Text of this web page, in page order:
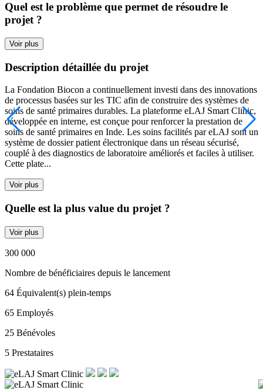
Quel est le problème que permet de résoudre le
projet ?
Voir plus
Description détaillée du projet
La Fondation Biocon a continuellement investi dans des innovations
de processus basées sur les TIC afin de construire des systèmes de
soins de santé primaires durables. La plateforme eLAJ Smart Clinic,
développée en interne, est conçue pour renforcer la prestation de
soins de santé primaires en Inde. Les soins facilités par eLAJ sont un
système de dossier patient électronique dans un réseau sécurisé,
couplé à des diagnostics de laboratoire améliorés et faciles à utiliser.
Cette plate...
Voir plus
Quelle est la plus value du projet ?
Voir plus
300 000
Nombre de bénéficiaires depuis le lancement
64 Équivalent(s) plein-temps
65 Employés
25 Bénévoles
5 Prestataires